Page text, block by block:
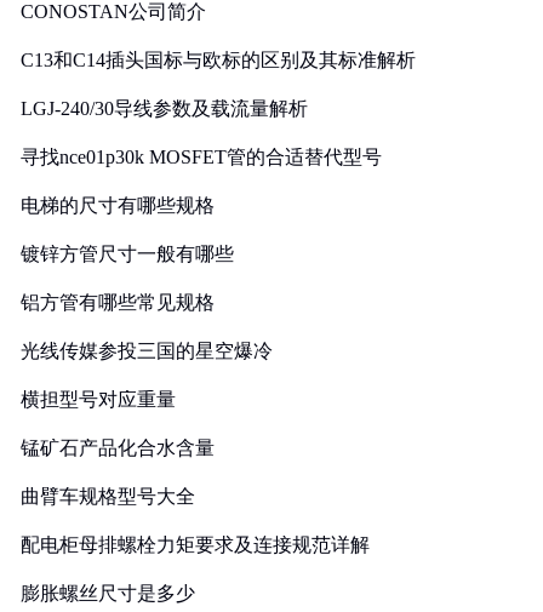
CONOSTAN公司简介
C13和C14插头国标与欧标的区别及其标准解析
LGJ-240/30导线参数及载流量解析
寻找nce01p30k MOSFET管的合适替代型号
电梯的尺寸有哪些规格
镀锌方管尺寸一般有哪些
铝方管有哪些常见规格
光线传媒参投三国的星空爆冷
横担型号对应重量
锰矿石产品化合水含量
曲臂车规格型号大全
配电柜母排螺栓力矩要求及连接规范详解
膨胀螺丝尺寸是多少